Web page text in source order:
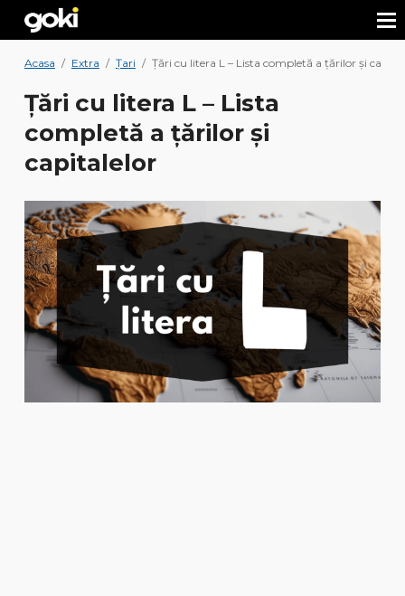
Acasa / Extra / Țari / Țări cu litera L – Lista completă a țărilor și
Țări cu litera L – Lista
completă a țărilor și
capitalelor